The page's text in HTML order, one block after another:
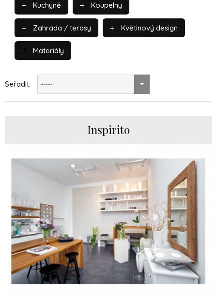
Kuchyně Koupelny
Zahrada / terasy Květinový design
Materiály
Seřadit: -----
Inspirito